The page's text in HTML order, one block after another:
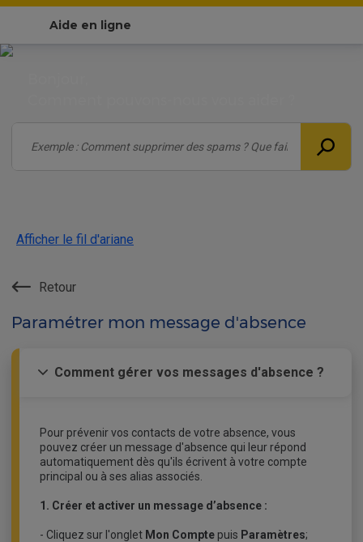
Aide en ligne
Afficher le fil d'ariane
Retour
Paramétrer mon message d'absence
Comment gérer vos messages d'absence ?
Pour prévenir vos contacts de votre absence, vous
pouvez créer un message d'absence qui leur répond
automatiquement dès qu'ils écrivent à votre compte
principal ou à ses alias associés.
1. Créer et activer un message d’absence :
- Cliquez sur l'onglet Mon Compte puis Paramètres;